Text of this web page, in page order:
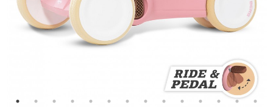
herunterrutschen kann. Mit dem BERG GO² kannst du dein
unbesorgt im und um das Haus herum fahren lassen!